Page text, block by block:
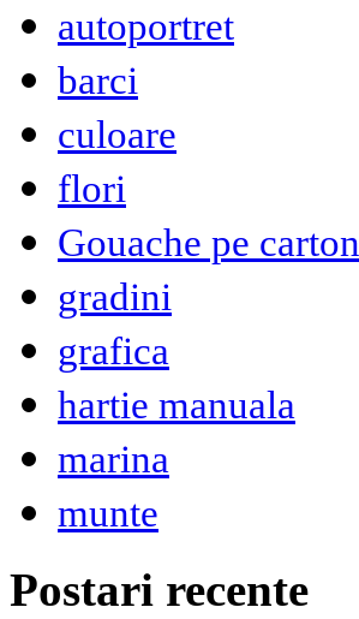
autoportret
barci
culoare
flori
Gouache pe carton
gradini
grafica
hartie manuala
marina
munte
Postari recente